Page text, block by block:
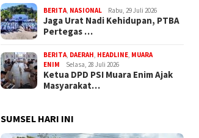
BERITA NASIONAL Rabu, 29 Juli 2026
Jaga Urat Nadi Kehidupan, PTBA
Pertegas …
BERITA DAERAH HEADLINE MUARA
ENIM
Selasa, 28 Juli 2026
Ketua DPD PSI Muara Enim Ajak
Masyarakat…
SUMSEL HARI INI